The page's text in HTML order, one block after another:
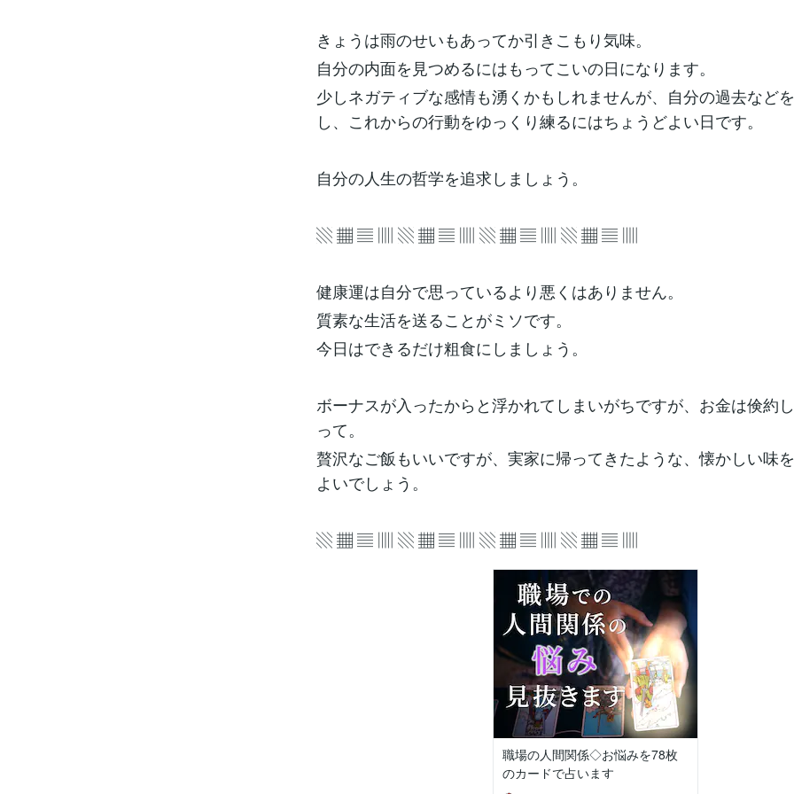
きょうは雨のせいもあってか引きこもり気味。
自分の内面を見つめるにはもってこいの日になります。
少しネガティブな感情も湧くかもしれませんが、自分の過去など
し、これからの行動をゆっくり練るにはちょうどよい日です。
自分の人生の哲学を追求しましょう。
▧ ▦ ▤ ▥ ▧ ▦ ▤ ▥ ▧ ▦ ▤ ▥ ▧ ▦ ▤ ▥
健康運は自分で思っているより悪くはありません。
質素な生活を送ることがミソです。
今日はできるだけ粗食にしましょう。
ボーナスが入ったからと浮かれてしまいがちですが、お金は倹約
って。
贅沢なご飯もいいですが、実家に帰ってきたような、懐かしい味
よいでしょう。
▧ ▦ ▤ ▥ ▧ ▦ ▤ ▥ ▧ ▦ ▤ ▥ ▧ ▦ ▤ ▥
職場の人間関係◇お悩みを78枚
のカードで占います